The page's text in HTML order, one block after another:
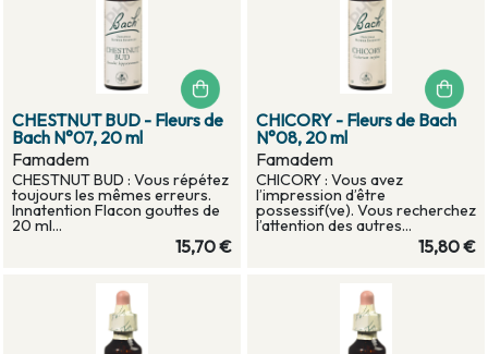
CHESTNUT BUD - Fleurs de
Bach N°07, 20 ml
Famadem
CHESTNUT BUD : Vous répétez
toujours les mêmes erreurs.
Innatention Flacon gouttes de
20 ml...
15,70 €
CHICORY - Fleurs de Bach
N°08, 20 ml
Famadem
CHICORY : Vous avez
l’impression d’être
possessif(ve). Vous recherchez
l’attention des autres...
15,80 €